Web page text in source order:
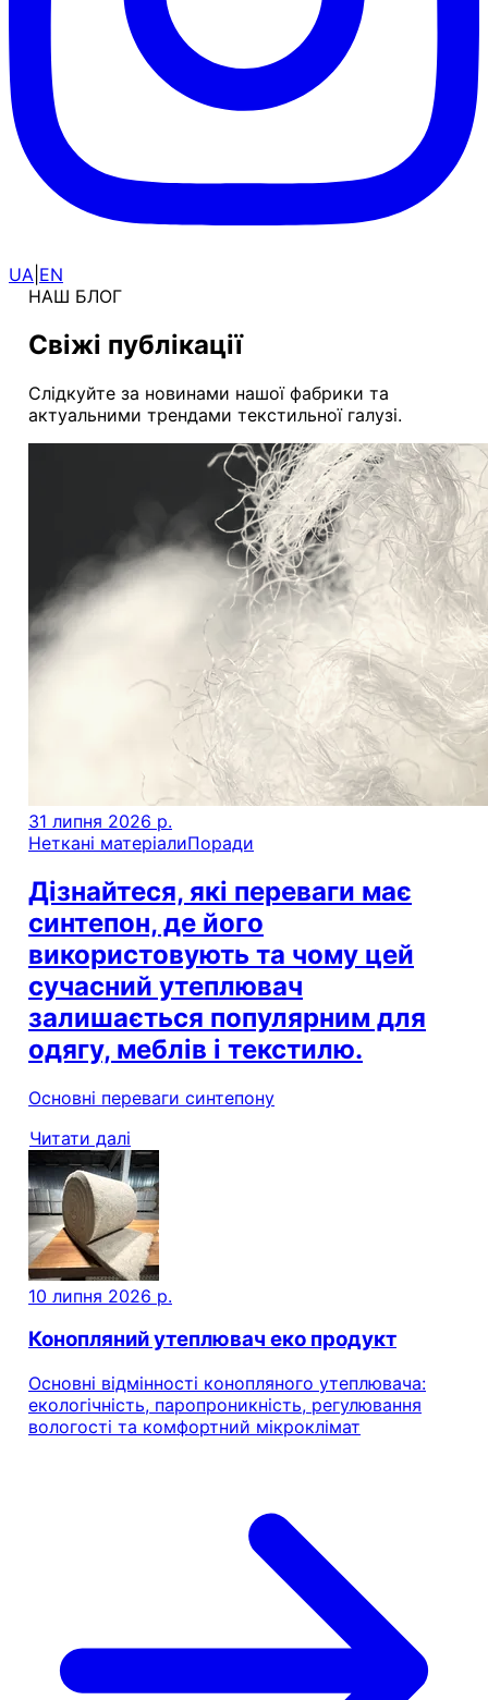
UA EN
НАШ БЛОГ
Свіжі публікації
Слідкуйте за новинами нашої фабрики та
актуальними трендами текстильної галузі.
31 липня 2026 р.
Неткані матеріалиПоради
Дізнайтеся, які переваги має
синтепон, де його
використовують та чому цей
сучасний утеплювач
залишається популярним для
одягу, меблів і текстилю.
Основні переваги синтепону
Читати далі
10 липня 2026 р.
Конопляний утеплювач еко продукт
Основні відмінності конопляного утеплювача:
екологічність, паропроникність, регулювання
вологості та комфортний мікроклімат